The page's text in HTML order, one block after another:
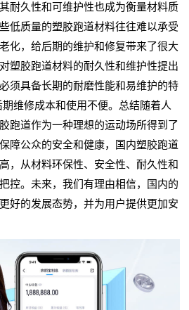
耐久性和可维护性也成为衡量材料质
低质量的塑胶跑道材料往往难以承受
化，给后期的维护和修复带来了很大
塑胶跑道材料的耐久性和维护性提出
须具备长期的耐磨性能和易维护的特
期维修成本和使用不便。总结随着人
跑道作为一种理想的运动场所得到了
障公众的安全和健康，国内塑胶跑道
，从材料环保性、安全性、耐久性和
控。未来，我们有理由相信，国内的
好的发展态势，并为用户提供更加安